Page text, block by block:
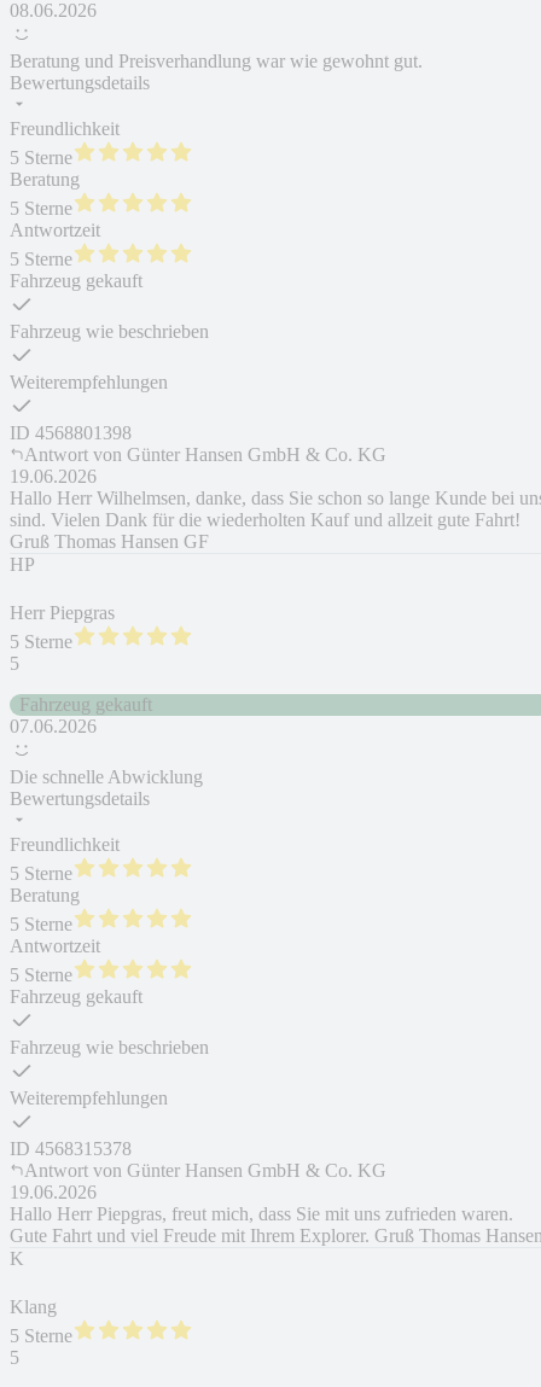
08.06.2026
Beratung und Preisverhandlung war wie gewohnt gut.
Bewertungsdetails
Freundlichkeit
5 Sterne
Beratung
5 Sterne
Antwortzeit
5 Sterne
Fahrzeug gekauft
Fahrzeug wie beschrieben
Weiterempfehlungen
ID 4568801398
Antwort von Günter Hansen GmbH & Co. KG
19.06.2026
Hallo Herr Wilhelmsen, danke, dass Sie schon so lange Kunde bei
sind. Vielen Dank für die wiederholten Kauf und allzeit gute Fahrt!
Gruß Thomas Hansen GF
HP
Herr Piepgras
5 Sterne
5
Fahrzeug gekauft
07.06.2026
Die schnelle Abwicklung
Bewertungsdetails
Freundlichkeit
5 Sterne
Beratung
5 Sterne
Antwortzeit
5 Sterne
Fahrzeug gekauft
Fahrzeug wie beschrieben
Weiterempfehlungen
ID 4568315378
Antwort von Günter Hansen GmbH & Co. KG
19.06.2026
Hallo Herr Piepgras, freut mich, dass Sie mit uns zufrieden waren.
Gute Fahrt und viel Freude mit Ihrem Explorer. Gruß Thomas
K
Klang
5 Sterne
5